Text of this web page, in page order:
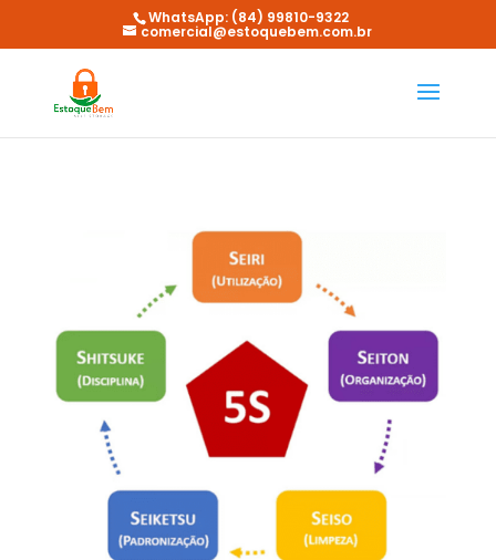
WhatsApp: (84) 99810-9322
comercial@estoquebem.com.br